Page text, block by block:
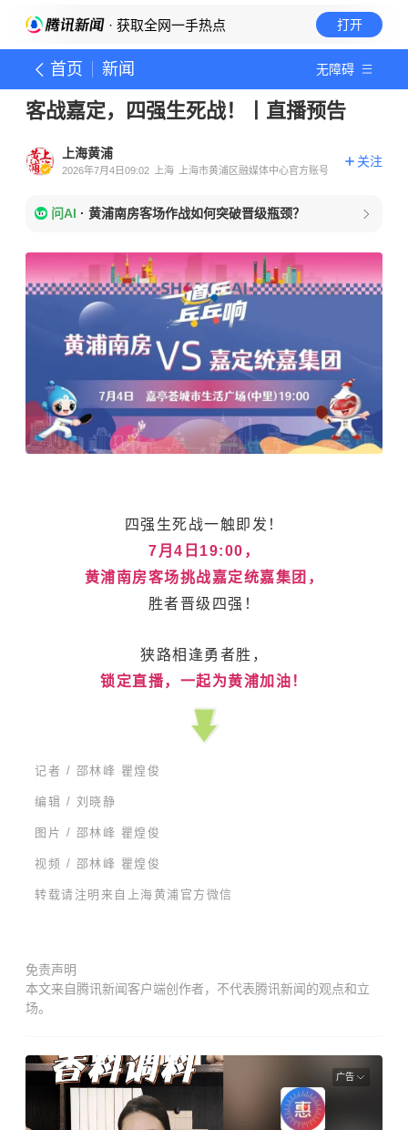
· 获取全网一手热点 打开
首页 新闻 无障碍
客战嘉定，四强生死战！丨直播预告
上海黄浦
2026年7月4日09:02 上海 上海市黄浦区融媒体中心官方账号
关注
问AI · 黄浦南房客场作战如何突破晋级瓶颈？
四强生死战一触即发！
7月4日19:00，
黄浦南房客场挑战嘉定统嘉集团，
胜者晋级四强！
狭路相逢勇者胜，
锁定直播，一起为黄浦加油！
记者 / 邵林峰 瞿煌俊
编辑 / 刘晓静
图片 / 邵林峰 瞿煌俊
视频 / 邵林峰 瞿煌俊
转载请注明来自上海黄浦官方微信
免责声明
本文来自腾讯新闻客户端创作者，不代表腾讯新闻的观点和立
场。
广告